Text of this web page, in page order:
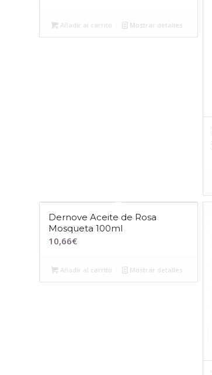
Añadir al carrito Mostrar detalles
Dernove Aceite de Rosa
Mosqueta 100ml
10,66€
Añadir al carrito Mostrar detalles